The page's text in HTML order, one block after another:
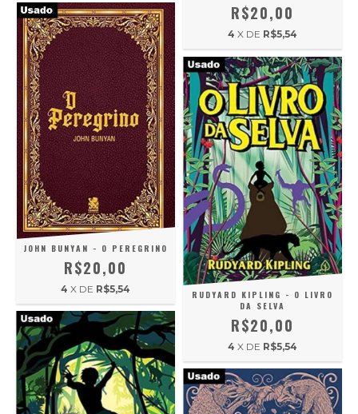
R$20,00
4 X DE R$5,54
JOHN BUNYAN - O PEREGRINO
R$20,00
4 X DE R$5,54
RUDYARD KIPLING - O LIVRO
DA SELVA
R$20,00
4 X DE R$5,54